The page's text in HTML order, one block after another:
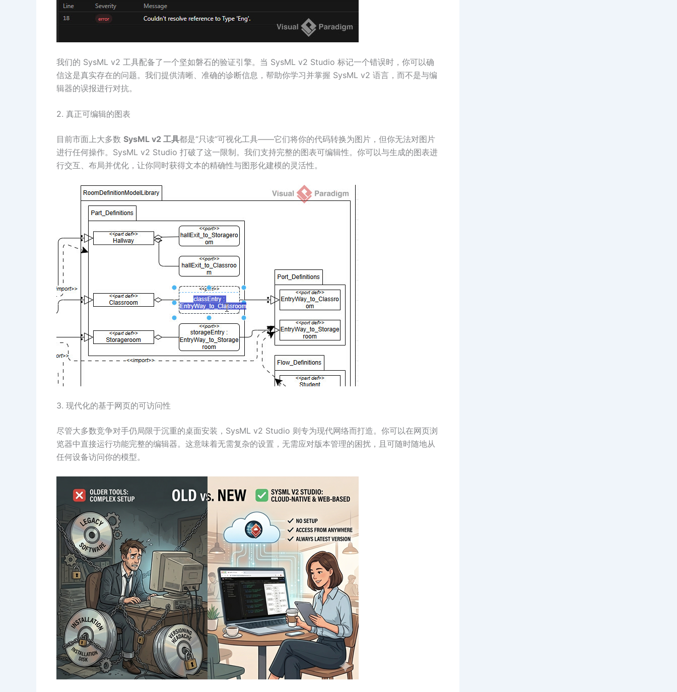
我们的 SysML v2 工具配备了一个坚如磐石的验证引擎。当 SysML v2 Studio 标记一个错误时，你可以确
信这是真实存在的问题。我们提供清晰、准确的诊断信息，帮助你学习并掌握 SysML v2 语言，而不是与编
辑器的误报进行对抗。
2. 真正可编辑的图表
目前市面上大多数 SysML v2 工具都是“只读”可视化工具——它们将你的代码转换为图片，但你无法对图片
进行任何操作。SysML v2 Studio 打破了这一限制。我们支持完整的图表可编辑性。你可以与生成的图表进
行交互、布局并优化，让你同时获得文本的精确性与图形化建模的灵活性。
3. 现代化的基于网页的可访问性
尽管大多数竞争对手仍局限于沉重的桌面安装，SysML v2 Studio 则专为现代网络而打造。你可以在网页浏
览器中直接运行功能完整的编辑器。这意味着无需复杂的设置，无需应对版本管理的困扰，且可随时随地从
任何设备访问你的模型。